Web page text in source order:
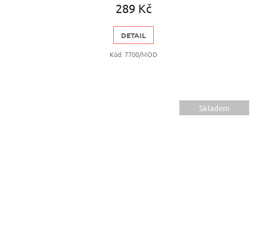
289 Kč
DETAIL
Kód: 7700/MOD
Skladem